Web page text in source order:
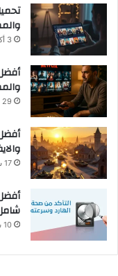
3 أكتوبر، 2025
29 سبتمبر، 2025
17 سبتمبر، 2025
10 سبتمبر، 2025